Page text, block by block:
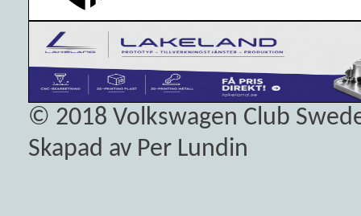
© 2018 Volkswagen Club
Skapad av Per Lundin